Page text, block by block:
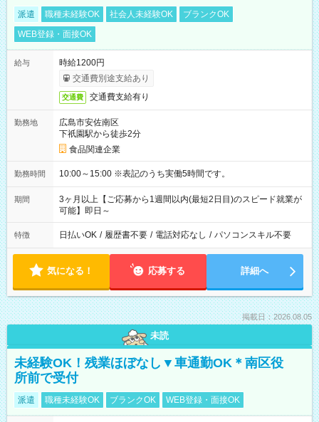
派遣 職種未経験OK 社会人未経験OK
ブランクOK
WEB登録・面接OK
給与
時給1200円
交通費別途支給あり
交通費 交通費支給有り
勤務地
広島市安佐南区
下祇園駅から徒歩2分
食品関連企業
勤務時間 10:00～15:00 ※表記のうち実働5時間です。
期間
3ヶ月以上【ご応募から1週間以内(最短2日目)のスピード就業が
可能】即日～
特徴 日払いOK / 履歴書不要 / 電話対応なし / パソコンスキル不要
気になる！ 応募する 詳細へ
掲載日：2026.08.05
未読
未経験OK！残業ほぼなし▼車通勤OK＊南区役
所前で受付
派遣 職種未経験OK ブランクOK WEB登録・面接OK